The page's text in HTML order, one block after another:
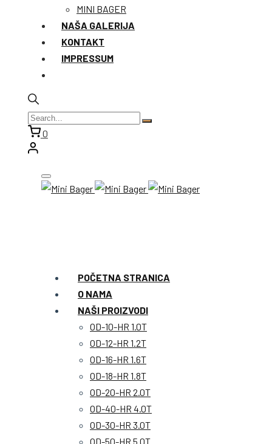
MINI BAGER
NAŠA GALERIJA
KONTAKT
IMPRESSUM
0
POČETNA STRANICA
O NAMA
NAŠI PROIZVODI
OD-10-HR 1.0T
OD-12-HR 1.2T
OD-16-HR 1.6T
OD-18-HR 1.8T
OD-20-HR 2.0T
OD-40-HR 4.0T
OD-30-HR 3.0T
OD-50-HR 5.0T